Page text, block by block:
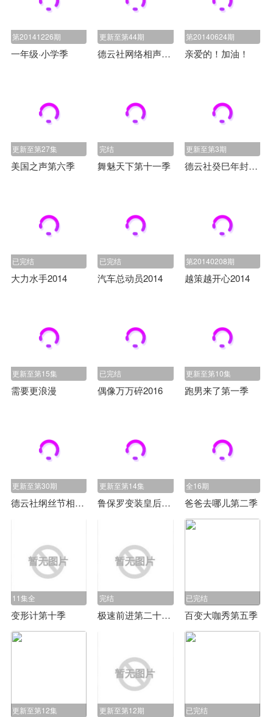
第20141226期
一年级·小学季
更新至第44期
德云社网络相声大会2014
第20140624期
亲爱的！加油！
更新至第27集
美国之声第六季
完结
舞魅天下第十一季
更新至第3期
德云社癸巳年封箱庆典2014
已完结
大力水手2014
已完结
汽车总动员2014
第20140208期
越策越开心2014
更新至第15集
需要更浪漫
已完结
偶像万万碎2016
更新至第10集
跑男来了第一季
更新至第30期
德云社纲丝节相声大会2014
更新至第14集
鲁保罗变装皇后秀第六季
全16期
爸爸去哪儿第二季
11集全
变形计第十季
完结
极速前进第二十五季
已完结
百变大咖秀第五季
更新至第12集 更新至第12期 已完结